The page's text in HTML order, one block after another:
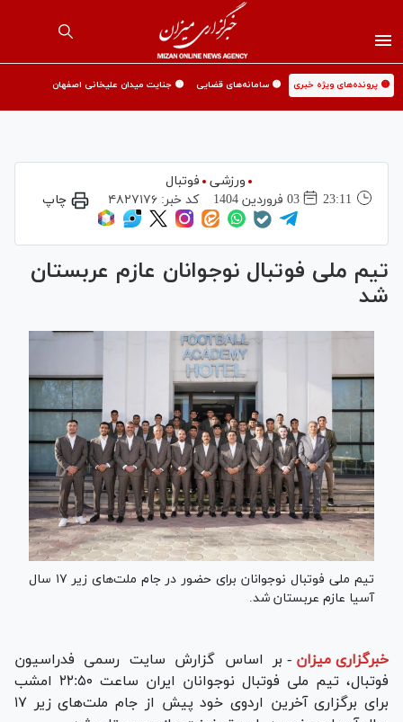
🟡 پرونده‌های ویژه خبری 🟡 سامانه‌های قضایی 🟡 جنایت میدان علیخانی اصفهان
ورزشی
فوتبال
23:11
03 فروردين 1404 کد خبر: ۴۸۲۷۱۷۶ چاپ
تیم ملی فوتبال نوجوانان عازم عربستان
شد
تیم ملی فوتبال نوجوانان برای حضور در جام ملت‌های زیر ۱۷ سال
آسیا عازم عربستان شد.
خبرگزاری میزان - بر اساس گزارش سایت رسمی فدراسیون
فوتبال، تیم ملی فوتبال نوجوانان ایران ساعت ۲۲:۵۰ امشب
برای برگزاری آخرین اردوی خود پیش از جام ملت‌های زیر ۱۷